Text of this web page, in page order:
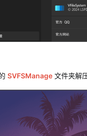
SVFSManage 文件夹解